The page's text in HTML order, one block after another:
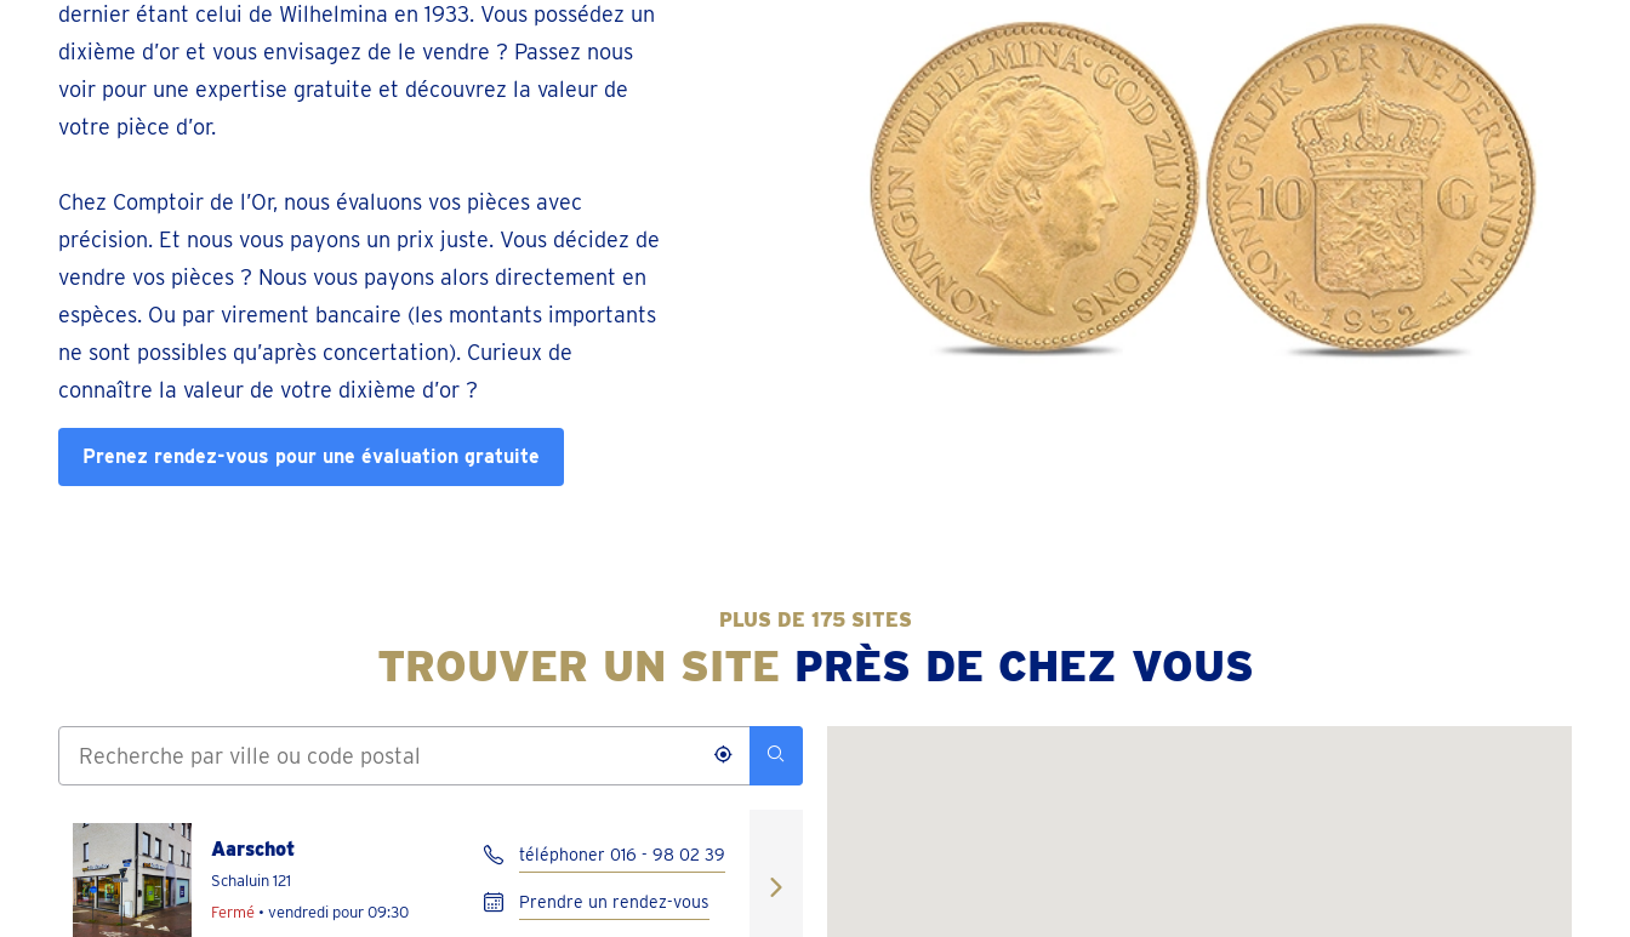
dernier étant celui de Wilhelmina en 1933. Vous possédez un
dixième d’or et vous envisagez de le vendre ? Passez nous
voir pour une expertise gratuite et découvrez la valeur de
votre pièce d’or.
Chez Comptoir de l’Or, nous évaluons vos pièces avec
précision. Et nous vous payons un prix juste. Vous décidez de
vendre vos pièces ? Nous vous payons alors directement en
espèces. Ou par virement bancaire (les montants importants
ne sont possibles qu’après concertation). Curieux de
connaître la valeur de votre dixième d’or ?
Prenez rendez-vous pour une évaluation gratuite
PLUS DE 175 SITES
TROUVER UN SITE PRÈS DE CHEZ VOUS
Aarschot
Schaluin 121
Fermé • vendredi pour 09:30
téléphoner 016 - 98 02 39
Prendre un rendez-vous